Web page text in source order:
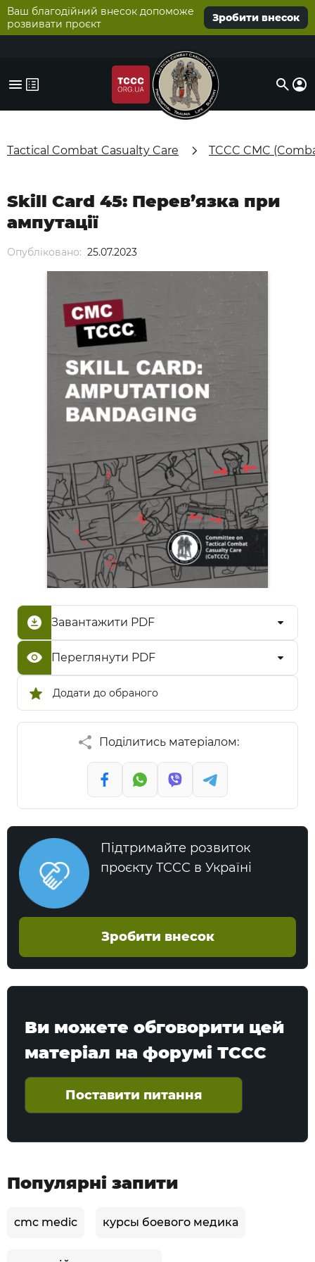
Ваш благодійний внесок допоможе
розвивати проєкт
Зробити внесок
Tactical Combat Casualty Care TCCC CMC
Опубліковано: 25.07.2023
Skill Card 45: Перев’язка при
ампутації
Додати до обраного
Завантажити PDF
Переглянути PDF
Поділитись матеріалом:
Підтримайте розвиток
проєкту TCCC в Україні
Зробити внесок
Ви можете обговорити цей
матеріал на форумі ТССС
Поставити питання
Популярні запити
cmc medic курсы боевого медика